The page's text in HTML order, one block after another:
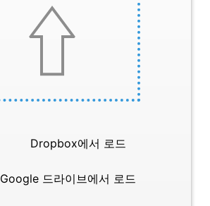
Dropbox에서 로드
Google 드라이브에서 로드